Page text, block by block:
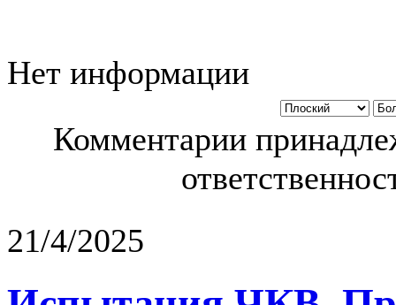
Нет информации
Комментарии
21/4/2025